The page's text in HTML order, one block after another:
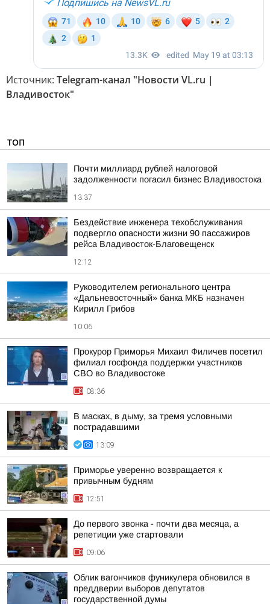
Источник: Telegram-канал "Новости VL.ru |
Владивосток"
ТОП
Почти миллиард рублей налоговой
задолженности погасил бизнес Владивостока
13:37
Бездействие инженера техобслуживания
подвергло опасности жизни 90 пассажиров
рейса Владивосток-Благовещенск
12:12
Руководителем регионального центра
«Дальневосточный» банка МКБ назначен
Кирилл Грибов
10:06
Прокурор Приморья Михаил Филичев посетил
филиал госфонда поддержки участников
СВО во Владивостоке
08:36
В масках, в дыму, за тремя условными
пострадавшими
13:09
Приморье уверенно возвращается к
привычным будням
12:51
До первого звонка - почти два месяца, а
репетиции уже стартовали
09:06
Облик вагончиков фуникулера обновился в
преддверии выборов депутатов
государственной думы